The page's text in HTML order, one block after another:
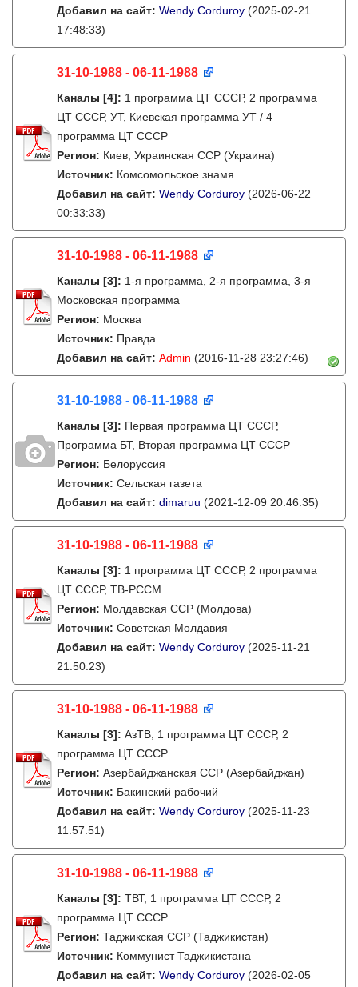
Добавил на сайт: Wendy Corduroy (2025-02-21
17:48:33)
31-10-1988 - 06-11-1988
Каналы [4]: 1 программа ЦТ СССР, 2 программа
ЦТ СССР, УТ, Киевская программа УТ / 4
программа ЦТ СССР
Регион: Киев, Украинская ССР (Украина)
Источник: Комсомольское знамя
Добавил на сайт: Wendy Corduroy (2026-06-22
00:33:33)
31-10-1988 - 06-11-1988
Каналы [3]: 1-я программа, 2-я программа, 3-я
Московская программа
Регион: Москва
Источник: Правда
Добавил на сайт: Admin (2016-11-28 23:27:46)
31-10-1988 - 06-11-1988
Каналы [3]: Первая программа ЦТ СССР,
Программа БТ, Вторая программа ЦТ СССР
Регион: Белоруссия
Источник: Сельская газета
Добавил на сайт: dimaruu (2021-12-09 20:46:35)
31-10-1988 - 06-11-1988
Каналы [3]: 1 программа ЦТ СССР, 2 программа
ЦТ СССР, ТВ-РССМ
Регион: Молдавская ССР (Молдова)
Источник: Советская Молдавия
Добавил на сайт: Wendy Corduroy (2025-11-21
21:50:23)
31-10-1988 - 06-11-1988
Каналы [3]: АзТВ, 1 программа ЦТ СССР, 2
программа ЦТ СССР
Регион: Азербайджанская ССР (Азербайджан)
Источник: Бакинский рабочий
Добавил на сайт: Wendy Corduroy (2025-11-23
11:57:51)
31-10-1988 - 06-11-1988
Каналы [3]: ТВТ, 1 программа ЦТ СССР, 2
программа ЦТ СССР
Регион: Таджикская ССР (Таджикистан)
Источник: Коммунист Таджикистана
Добавил на сайт: Wendy Corduroy (2026-02-05